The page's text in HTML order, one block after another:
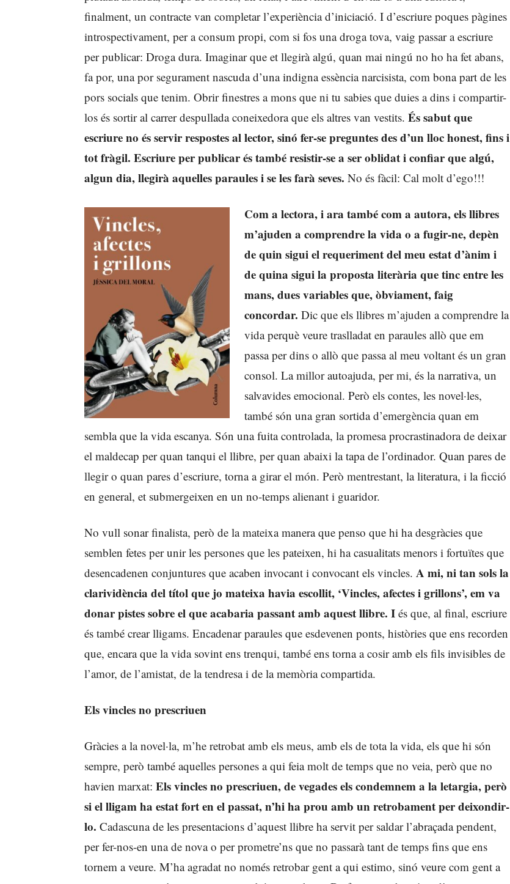
finalment, un contracte van completar l’experiència d’iniciació. I d’escriure poques pàgines
introspectivament, per a consum propi, com si fos una droga tova, vaig passar a escriure
per publicar: Droga dura. Imaginar que et llegirà algú, quan mai ningú no ho ha fet abans,
fa por, una por segurament nascuda d’una indigna essència narcisista, com bona part de les
pors socials que tenim. Obrir finestres a mons que ni tu sabies que duies a dins i compartir-
los és sortir al carrer despullada coneixedora que els altres van vestits. És sabut que
escriure no és servir respostes al lector, sinó fer-se preguntes des d’un lloc honest, fins i
tot fràgil. Escriure per publicar és també resistir-se a ser oblidat i confiar que algú,
algun dia, llegirà aquelles paraules i se les farà seves. No és fàcil: Cal molt d’ego!!!
Com a lectora, i ara també com a autora, els llibres
m’ajuden a comprendre la vida o a fugir-ne, depèn
de quin sigui el requeriment del meu estat d’ànim i
de quina sigui la proposta literària que tinc entre les
mans, dues variables que, òbviament, faig
concordar. Dic que els llibres m’ajuden a comprendre la
vida perquè veure traslladat en paraules allò que em
passa per dins o allò que passa al meu voltant és un gran
consol. La millor autoajuda, per mi, és la narrativa, un
salvavides emocional. Però els contes, les novel·les,
també són una gran sortida d’emergència quan em
sembla que la vida escanya. Són una fuita controlada, la promesa procrastinadora de deixar
el maldecap per quan tanqui el llibre, per quan abaixi la tapa de l’ordinador. Quan pares de
llegir o quan pares d’escriure, torna a girar el món. Però mentrestant, la literatura, i la ficció
en general, et submergeixen en un no-temps alienant i guaridor.
No vull sonar finalista, però de la mateixa manera que penso que hi ha desgràcies que
semblen fetes per unir les persones que les pateixen, hi ha casualitats menors i fortuïtes que
desencadenen conjuntures que acaben invocant i convocant els vincles. A mi, ni tan sols la
clarividència del títol que jo mateixa havia escollit, ‘Vincles, afectes i grillons’, em va
donar pistes sobre el que acabaria passant amb aquest llibre. I és que, al final, escriure
és també crear lligams. Encadenar paraules que esdevenen ponts, històries que ens recorden
que, encara que la vida sovint ens trenqui, també ens torna a cosir amb els fils invisibles de
l’amor, de l’amistat, de la tendresa i de la memòria compartida.
Els vincles no prescriuen
Gràcies a la novel·la, m’he retrobat amb els meus, amb els de tota la vida, els que hi són
sempre, però també aquelles persones a qui feia molt de temps que no veia, però que no
havien marxat: Els vincles no prescriuen, de vegades els condemnem a la letargia, però
si el lligam ha estat fort en el passat, n’hi ha prou amb un retrobament per deixondir-
lo. Cadascuna de les presentacions d’aquest llibre ha servit per saldar l’abraçada pendent,
per fer-nos-en una de nova o per prometre’ns que no passarà tant de temps fins que ens
tornem a veure. M’ha agradat no només retrobar gent a qui estimo, sinó veure com gent a